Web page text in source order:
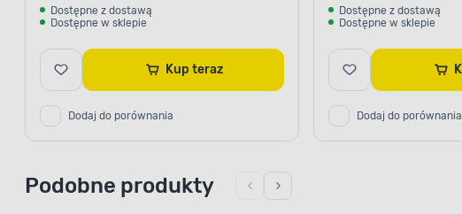
Dostępne z dostawą
Dostępne w sklepie
Kup teraz
Dodaj do porównania
Dostępne z dostawą
Dostępne w sklepie
Dodaj do porównania
Podobne produkty